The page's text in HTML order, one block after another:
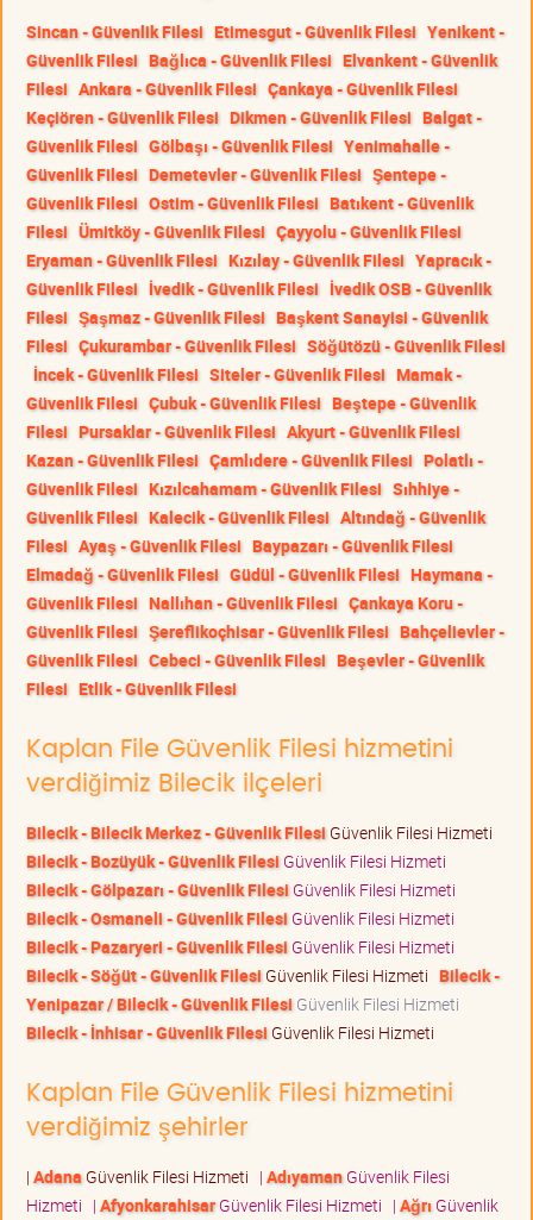
Sincan - Güvenlik Filesi Etimesgut - Güvenlik Filesi Yenikent -
Güvenlik Filesi Bağlıca - Güvenlik Filesi Elvankent - Güvenlik
Filesi Ankara - Güvenlik Filesi Çankaya - Güvenlik Filesi
Keçiören - Güvenlik Filesi Dikmen - Güvenlik Filesi Balgat -
Güvenlik Filesi Gölbaşı - Güvenlik Filesi Yenimahalle -
Güvenlik Filesi Demetevler - Güvenlik Filesi Şentepe -
Güvenlik Filesi Ostim - Güvenlik Filesi Batıkent - Güvenlik
Filesi Ümitköy - Güvenlik Filesi Çayyolu - Güvenlik Filesi
Eryaman - Güvenlik Filesi Kızılay - Güvenlik Filesi Yapracık -
Güvenlik Filesi İvedik - Güvenlik Filesi İvedik OSB - Güvenlik
Filesi Şaşmaz - Güvenlik Filesi Başkent Sanayisi - Güvenlik
Filesi Çukurambar - Güvenlik Filesi Söğütözü - Güvenlik Filesi
İncek - Güvenlik Filesi Siteler - Güvenlik Filesi Mamak -
Güvenlik Filesi Çubuk - Güvenlik Filesi Beştepe - Güvenlik
Filesi Pursaklar - Güvenlik Filesi Akyurt - Güvenlik Filesi
Kazan - Güvenlik Filesi Çamlıdere - Güvenlik Filesi Polatlı -
Güvenlik Filesi Kızılcahamam - Güvenlik Filesi Sıhhiye -
Güvenlik Filesi Kalecik - Güvenlik Filesi Altındağ - Güvenlik
Filesi Ayaş - Güvenlik Filesi Baypazarı - Güvenlik Filesi
Elmadağ - Güvenlik Filesi Güdül - Güvenlik Filesi Haymana -
Güvenlik Filesi Nallıhan - Güvenlik Filesi Çankaya Koru -
Güvenlik Filesi Şereflikoçhisar - Güvenlik Filesi Bahçelievler -
Güvenlik Filesi Cebeci - Güvenlik Filesi Beşevler - Güvenlik
Filesi Etlik - Güvenlik Filesi
Kaplan File Güvenlik Filesi hizmetini
verdiğimiz Bilecik ilçeleri
Bilecik - Bilecik Merkez - Güvenlik Filesi Güvenlik Filesi Hizmeti
Bilecik - Bozüyük - Güvenlik Filesi Güvenlik Filesi Hizmeti
Bilecik - Gölpazarı - Güvenlik Filesi Güvenlik Filesi Hizmeti
Bilecik - Osmaneli - Güvenlik Filesi Güvenlik Filesi Hizmeti
Bilecik - Pazaryeri - Güvenlik Filesi Güvenlik Filesi Hizmeti
Bilecik - Söğüt - Güvenlik Filesi Güvenlik Filesi Hizmeti Bilecik -
Yenipazar / Bilecik - Güvenlik Filesi Güvenlik Filesi Hizmeti
Bilecik - İnhisar - Güvenlik Filesi Güvenlik Filesi Hizmeti
Kaplan File Güvenlik Filesi hizmetini
verdiğimiz şehirler
| Adana Güvenlik Filesi Hizmeti | AdıyamanGüvenlik Filesi
Hizmeti | AfyonkarahisarGüvenlik Filesi Hizmeti | Ağrı Güvenlik